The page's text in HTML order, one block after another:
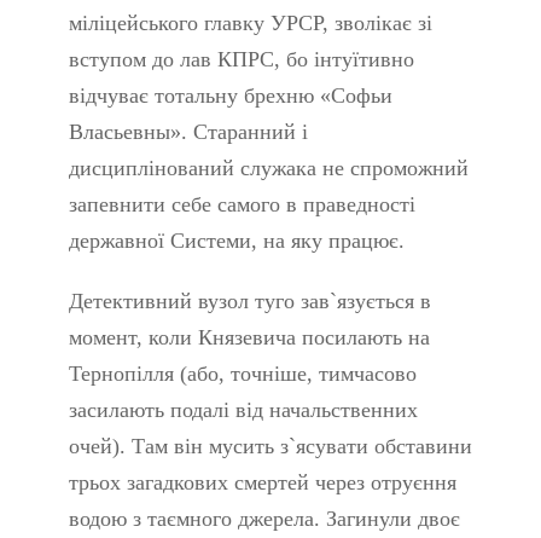
міліцейського главку УРСР, зволікає зі
вступом до лав КПРС, бо інтуїтивно
відчуває тотальну брехню «Софьи
Власьевны». Старанний і
дисциплінований служака не спроможний
запевнити себе самого в праведності
державної Системи, на яку працює.
Детективний вузол туго зав`язується в
момент, коли Князевича посилають на
Тернопілля (або, точніше, тимчасово
засилають подалі від начальственних
очей). Там він мусить з`ясувати обставини
трьох загадкових смертей через отруєння
водою з таємного джерела. Загинули двоє